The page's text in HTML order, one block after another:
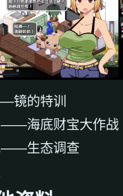
镜的特训
——海底财宝大作战
——生态调查